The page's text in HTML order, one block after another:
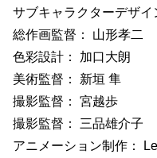
サブキャラクターデザ
総作画監督： 山形孝二
色彩設計： 加口大朗
美術監督： 新垣 隼
撮影監督： 宮越歩
撮影監督： 三品雄介子
アニメーション制作：